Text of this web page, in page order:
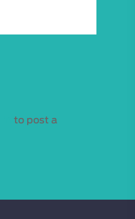
to post a